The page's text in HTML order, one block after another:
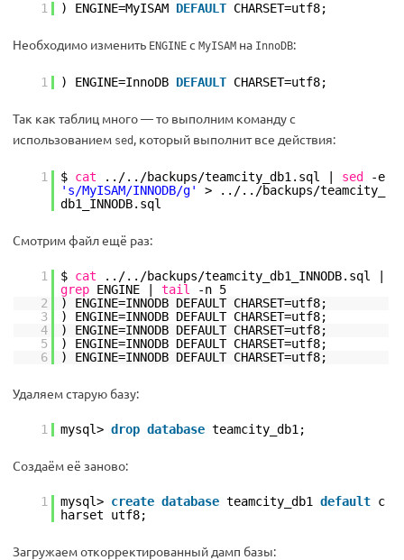
1 ) ENGINE=MyISAM DEFAULT CHARSET=utf8;
Необходимо изменить ENGINE с MyISAM на InnoDB:
1 ) ENGINE=InnoDB DEFAULT CHARSET=utf8;
Так как таблиц много — то выполним команду с
использованием sed , который выполнит все действия:
1 $ cat ../.. /backups/teamcity_db1 .sql | sed
-e
's/MyISAM/INNODB/g'
> ../.. /backups/teamcity_
db1_INNODB.sql
Смотрим файл ещё раз:
1 $ cat ../.. /backups/teamcity_db1_INNODB.sql |
grep ENGINE | tail
-n 5
2
) ENGINE=INNODB DEFAULT CHARSET=utf8;
3
) ENGINE=INNODB DEFAULT CHARSET=utf8;
4
) ENGINE=INNODB DEFAULT CHARSET=utf8;
5
) ENGINE=INNODB DEFAULT CHARSET=utf8;
6
) ENGINE=INNODB DEFAULT CHARSET=utf8;
Удаляем старую базу:
1 mysql> drop database teamcity_db1;
Создаём её заново:
1 mysql> create database teamcity_db1 default c
harset utf8;
Загружаем откорректированный дамп базы: